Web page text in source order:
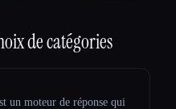
de catégories
un moteur de réponse qui